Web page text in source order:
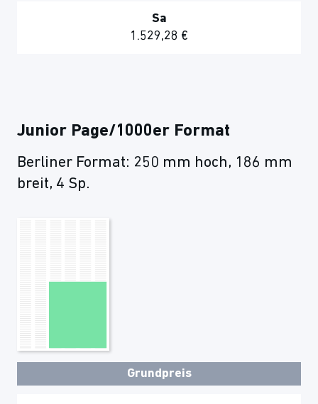
Sa
1.529,28 €
Junior Page/1000er Format
Berliner Format: 250 mm hoch, 186 mm
breit, 4 Sp.
Grundpreis